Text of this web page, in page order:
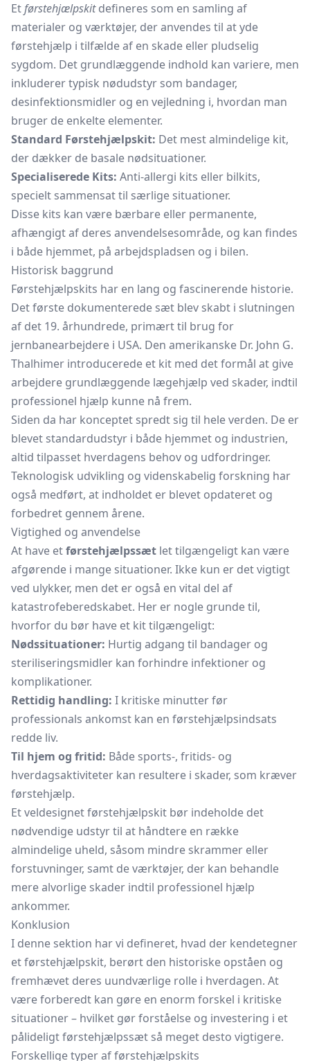
Etførstehjælpskitdefineres som en samling af
materialer og værktøjer, der anvendes til at yde
førstehjælp i tilfælde af en skade eller pludselig
sygdom. Det grundlæggende indhold kan variere, men
inkluderer typisk nødudstyr som bandager,
desinfektionsmidler og en vejledning i, hvordan man
bruger de enkelte elementer.
Standard Førstehjælpskit: Det mest almindelige kit,
der dækker de basale nødsituationer.
Specialiserede Kits: Anti-allergi kits eller bilkits,
specielt sammensat til særlige situationer.
Disse kits kan være bærbare eller permanente,
afhængigt af deres anvendelsesområde, og kan findes
i både hjemmet, på arbejdspladsen og i bilen.
Historisk baggrund
Førstehjælpskits har en lang og fascinerende historie.
Det første dokumenterede sæt blev skabt i slutningen
af det 19. århundrede, primært til brug for
jernbanearbejdere i USA. Den amerikanske Dr. John G.
Thalhimer introducerede et kit med det formål at give
arbejdere grundlæggende lægehjælp ved skader, indtil
professionel hjælp kunne nå frem.
Siden da har konceptet spredt sig til hele verden. De er
blevet standardudstyr i både hjemmet og industrien,
altid tilpasset hverdagens behov og udfordringer.
Teknologisk udvikling og videnskabelig forskning har
også medført, at indholdet er blevet opdateret og
forbedret gennem årene.
Vigtighed og anvendelse
At have etførstehjælpssæt let tilgængeligt kan være
afgørende i mange situationer. Ikke kun er det vigtigt
ved ulykker, men det er også en vital del af
katastrofeberedskabet. Her er nogle grunde til,
hvorfor du bør have et kit tilgængeligt:
Nødssituationer: Hurtig adgang til bandager og
steriliseringsmidler kan forhindre infektioner og
komplikationer.
Rettidig handling: I kritiske minutter før
professionals ankomst kan en førstehjælpsindsats
redde liv.
Til hjem og fritid: Både sports-, fritids- og
hverdagsaktiviteter kan resultere i skader, som kræver
førstehjælp.
Et veldesignet førstehjælpskit bør indeholde det
nødvendige udstyr til at håndtere en række
almindelige uheld, såsom mindre skrammer eller
forstuvninger, samt de værktøjer, der kan behandle
mere alvorlige skader indtil professionel hjælp
ankommer.
Konklusion
I denne sektion har vi defineret, hvad der kendetegner
et førstehjælpskit, berørt den historiske opståen og
fremhævet deres uundværlige rolle i hverdagen. At
være forberedt kan gøre en enorm forskel i kritiske
situationer – hvilket gør forståelse og investering i et
pålideligt førstehjælpssæt så meget desto vigtigere.
Forskellige typer af førstehjælpskits